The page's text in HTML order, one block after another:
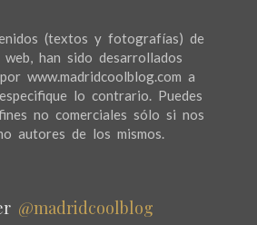
(textos y fotografías) de
han sido desarrollados
www.madridcoolblog.com a
lo contrario. Puedes
no comerciales sólo si nos
autores de los mismos.
@madridcoolblog